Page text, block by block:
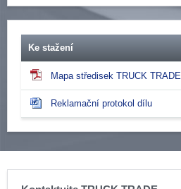
Ke stažení
Mapa středisek TRUCK TRADE
Reklamační protokol dílu